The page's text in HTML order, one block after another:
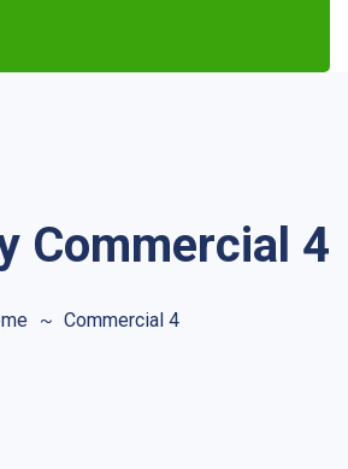
Commercial 4
Commercial 4